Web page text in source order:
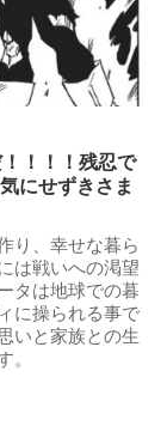
！！！残忍で
にせずきさま
り、幸せな暮ら
は戦いへの渇望
タは地球での暮
に操られる事で
いと家族との生
。